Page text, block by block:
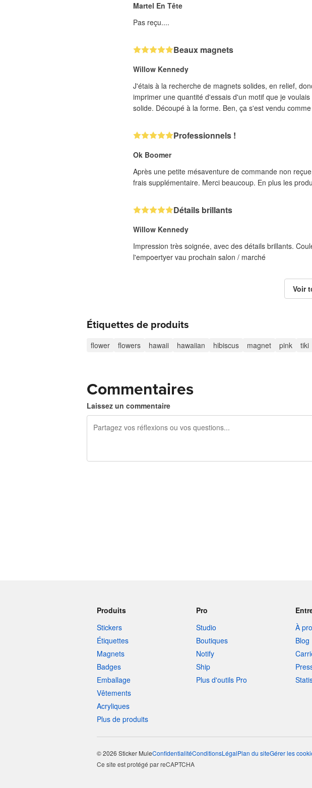
Martel En Tête
Pas reçu....
Beaux magnets
Willow Kennedy
J'étais à la recherche de magnets solides, en relief,
imprimer une quantité d'essais d'un motif que je
solide. Découpé à la forme. Ben, ça
Professionnels !
Ok Boomer
Après une petite mésaventure de commande non
frais supplémentaire. Merci beaucoup. En plus les
Détails brillants
Willow Kennedy
Impression très soignée, avec des détails brillants.
l'empoertyer vau prochain salon / marché
Voir
Étiquettes de produits
flower flowers hawaii hawaiian hibiscus magnet pink tiki
Commentaires
Laissez un commentaire
Produits
Stickers
Étiquettes
Magnets
Badges
Emballage
Vêtements
Acryliques
Plus de produits
Pro
Studio
Boutiques
Notify
Ship
Plus d'outils Pro
À
Blog
© 2026 Sticker MuleConfidentialitéConditionsLégalPlan du siteGérer les
Ce site est protégé par reCAPTCHA